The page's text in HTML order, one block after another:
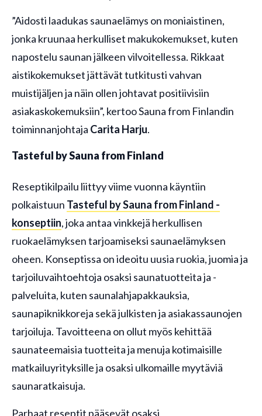
”Aidosti laadukas saunaelämys on moniaistinen,
jonka kruunaa herkulliset makukokemukset, kuten
napostelu saunan jälkeen vilvoitellessa. Rikkaat
aistikokemukset jättävät tutkitusti vahvan
muistijäljen ja näin ollen johtavat positiivisiin
asiakaskokemuksiin”, kertoo Sauna from Finlandin
toiminnanjohtaja Carita Harju.
Tasteful by Sauna from Finland
Reseptikilpailu liittyy viime vuonna käyntiin
polkaistuun Tasteful by Sauna from Finland -
konseptiin, joka antaa vinkkejä herkullisen
ruokaelämyksen tarjoamiseksi saunaelämyksen
oheen. Konseptissa on ideoitu uusia ruokia, juomia ja
tarjoiluvaihtoehtoja osaksi saunatuotteita ja -
palveluita, kuten saunalahjapakkauksia,
saunapiknikkoreja sekä julkisten ja asiakassaunojen
tarjoiluja. Tavoitteena on ollut myös kehittää
saunateemaisia tuotteita ja menuja kotimaisille
matkailuyrityksille ja osaksi ulkomaille myytäviä
saunaratkaisuja.
Parhaat reseptit pääsevät osaksi